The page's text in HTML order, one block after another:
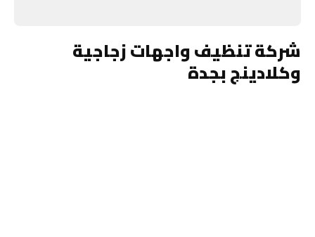
شركة تنظيف واجهات زجاجية
وكلادينج بجدة